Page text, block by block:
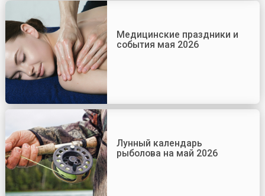
Медицинские праздники и
события мая 2026
Лунный календарь
рыболова на май 2026